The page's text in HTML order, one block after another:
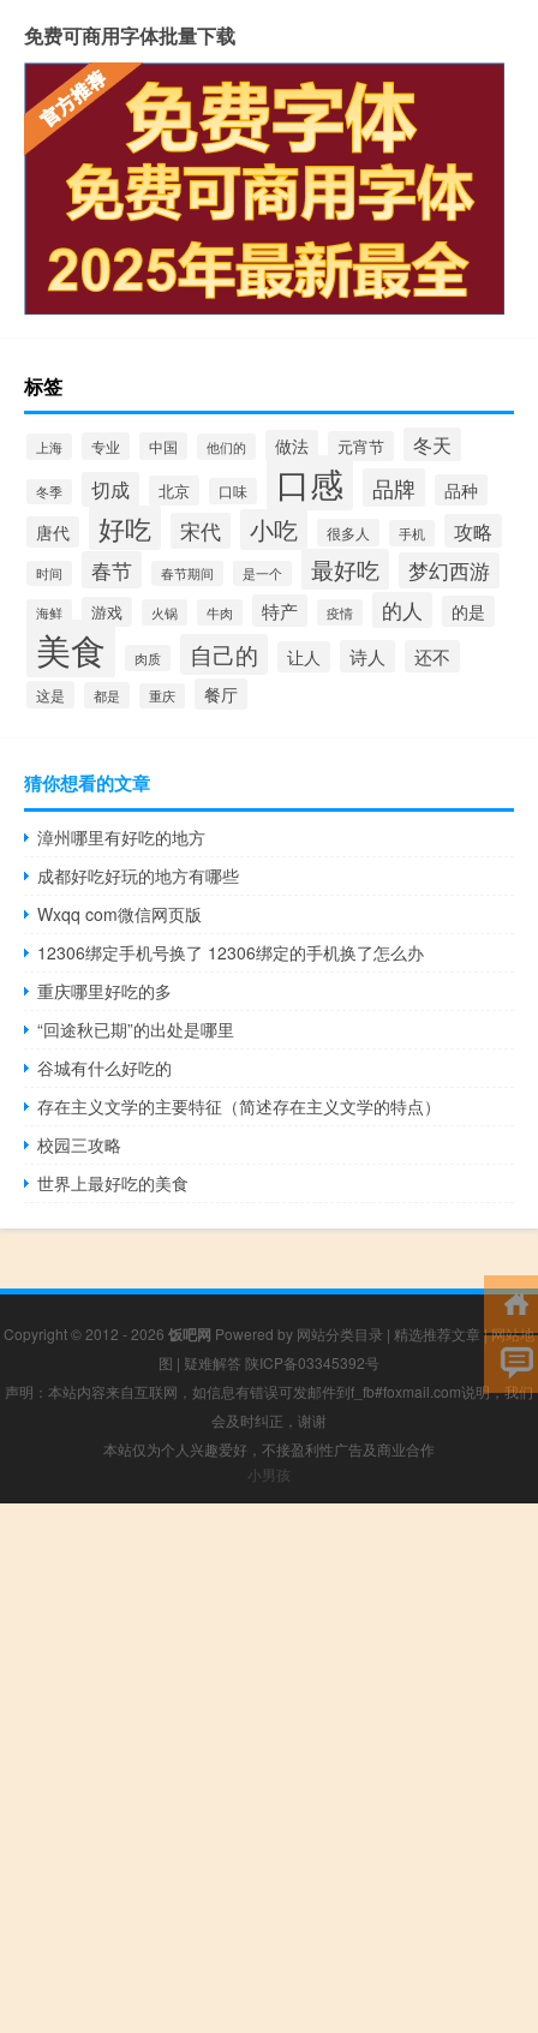
免费可商用字体批量下载
标签
上海 专业 中国 他们的 做法 元宵节 冬天
冬季 切成 北京 口味 口感 品牌
品种
唐代
好吃 宋代 小吃 很多人 手机 攻略
时间 春节 春节期间 是一个 最好吃 梦幻西游
海鲜 游戏 火锅 牛肉 特产 疫情 的人 的是
美食 肉质 自己的 让人 诗人 还不
这是 都是 重庆 餐厅
猜你想看的文章
漳州哪里有好吃的地方
成都好吃好玩的地方有哪些
Wxqq com微信网页版
12306绑定手机号换了 12306绑定的手机换了怎么办
重庆哪里好吃的多
“回途秋已期”的出处是哪里
谷城有什么好吃的
存在主义文学的主要特征（简述存在主义文学的特点）
校园三攻略
世界上最好吃的美食
Copyright © 2012 - 2026 饭吧网 Powered by 网站分类目录 | 精选推荐文章 |网站地
图 | 疑难解答 陕ICP备03345392号
声明：本站内容来自互联网，如信息有错误可发邮件到f_fb#foxmail.com说明，我们
会及时纠正，谢谢
本站仅为个人兴趣爱好，不接盈利性广告及商业合作
小男孩